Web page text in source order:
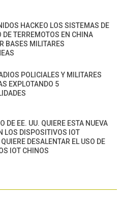
HACKEO LOS SISTEMAS DE
DE TERREMOTOS EN CHINA
BASES MILITARES
POLICIALES Y MILITARES
EXPLOTANDO 5
DE EE. UU. QUIERE ESTA NUEVA
LOS DISPOSITIVOS IOT
DESALENTAR EL USO DE
IOT CHINOS